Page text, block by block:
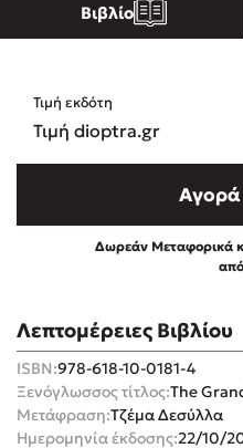
Ιωάννης
Πάνω,
Βιβλίο
Λεπτομέρειες Βιβλίου
ISBN:978-618-10-0181-4
Ξενόγλωσσος τίτλος:The
Μετάφραση:Τζέμα Δεσύλλα
Ημερομηνία έκδοσης:22/10/
Τιμή εκδότη
Τιμή dioptra.gr
Αγορά
Δωρεάν Μεταφορικά